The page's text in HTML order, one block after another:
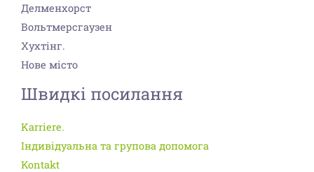
Делменхорст
Вольтмерсгаузен
Хухтінг.
Нове місто
Швидкі посилання
Karriere.
Індивідуальна та групова допомога
Kontakt